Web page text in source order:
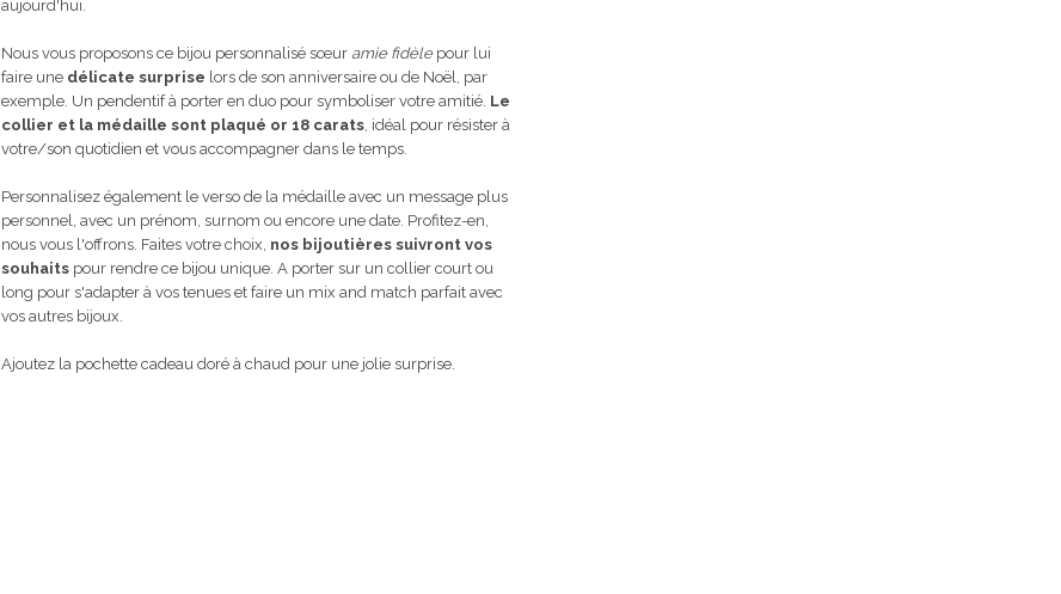
aujourd'hui.
Nous vous proposons ce bijou personnalisé sœur amie fidèlepour lui
faire une délicate surprise lors de son anniversaire ou de Noël, par
exemple. Un pendentif à porter en duo pour symboliser votre amitié. Le
collier et la médaille sont plaqué or 18 carats, idéal pour résister à
votre/son quotidien et vous accompagner dans le temps.
Personnalisez également le verso de la médaille avec un message plus
personnel, avec un prénom, surnom ou encore une date. Profitez-en,
nous vous l'offrons. Faites votre choix, nos bijoutières suivront vos
souhaitspour rendre ce bijou unique. A porter sur un collier court ou
long pour s'adapter à vos tenues et faire un mix and match parfait avec
vos autres bijoux.
Ajoutez la pochette cadeau doré à chaud pour une jolie surprise.